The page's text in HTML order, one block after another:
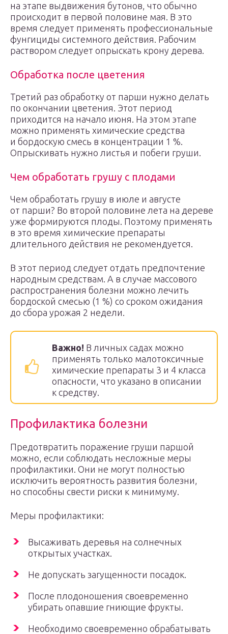
на этапе выдвижения бутонов, что обычно
происходит в первой половине мая. В это
время следует применять профессиональные
фунгициды системного действия. Рабочим
раствором следует опрыскать крону дерева.
Обработка после цветения
Третий раз обработку от парши нужно делать
по окончании цветения. Этот период
приходится на начало июня. На этом этапе
можно применять химические средства
и бордоскую смесь в концентрации 1 %.
Опрыскивать нужно листья и побеги груши.
Чем обработать грушу с плодами
Чем обработать грушу в июле и августе
от парши? Во второй половине лета на дереве
уже формируются плоды. Поэтому применять
в это время химические препараты
длительного действия не рекомендуется.
В этот период следует отдать предпочтение
народным средствам. А в случае массового
распространения болезни можно лечить
бордоской смесью (1 %) со сроком ожидания
до сбора урожая 2 недели.
Важно! В личных садах можно
применять только малотоксичные
химические препараты 3 и 4 класса
опасности, что указано в описании
к средству.
Профилактика болезни
Предотвратить поражение груши паршой
можно, если соблюдать несложные меры
профилактики. Они не могут полностью
исключить вероятность развития болезни,
но способны свести риски к минимуму.
Меры профилактики:
Высаживать деревья на солнечных
открытых участках.
Не допускать загущенности посадок.
После плодоношения своевременно
убирать опавшие гниющие фрукты.
Необходимо своевременно обрабатывать